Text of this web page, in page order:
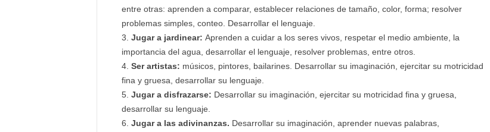
entre otras: aprenden a comparar, establecer relaciones de tamaño, color, forma; resolver
problemas simples, conteo. Desarrollar el lenguaje.
Jugar a jardinear: Aprenden a cuidar a los seres vivos, respetar el medio ambiente, la
importancia del agua, desarrollar el lenguaje, resolver problemas, entre otros.
Ser artistas: músicos, pintores, bailarines. Desarrollar su imaginación, ejercitar su motricidad
fina y gruesa, desarrollar su lenguaje.
Jugar a disfrazarse: Desarrollar su imaginación, ejercitar su motricidad fina y gruesa,
desarrollar su lenguaje.
Jugar a las adivinanzas. Desarrollar su imaginación, aprender nuevas palabras,